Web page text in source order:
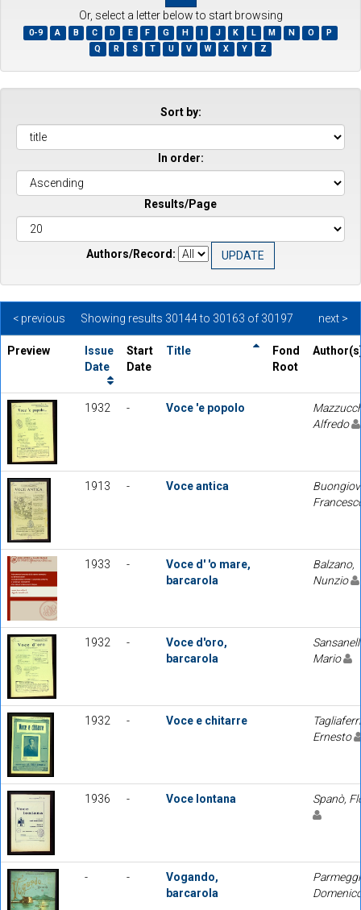
few
words
of
a
title
Or, select a letter below to start browsing
0-9 A B C D E F G H I J K L M N O
P
Q
R S T U V W X Y Z
Sort by:
In order:
Results/Page
Authors/Record:
Showing results 30144 to 30163 of 30197
< previous next >
Preview
Issue
Date
Start
Date
Title
Fond
Root
1932 - Voce 'e popolo
Alfredo
1913 - Voce antica
1933 -
Voce d' 'o mare,
barcarola
Balzano,
Nunzio
1932 -
Voce d'oro,
barcarola
Mario
1932 - Voce e chitarre
Ernesto
1936 - Voce lontana Spanò,
- -
Vogando,
barcarola